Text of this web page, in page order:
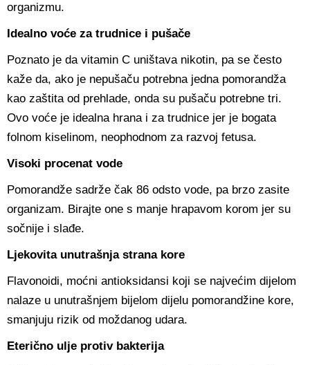
organizmu.
Idealno voće za trudnice i pušače
Poznato je da vitamin C uništava nikotin, pa se često
kaže da, ako je nepušaču potrebna jedna pomorandža
kao zaštita od prehlade, onda su pušaču potrebne tri.
Ovo voće je idealna hrana i za trudnice jer je bogata
folnom kiselinom, neophodnom za razvoj fetusa.
Visoki procenat vode
Pomorandže sadrže čak 86 odsto vode, pa brzo zasite
organizam. Birajte one s manje hrapavom korom jer su
sočnije i slađe.
Ljekovita unutrašnja strana kore
Flavonoidi, moćni antioksidansi koji se najvećim dijelom
nalaze u unutrašnjem bijelom dijelu pomorandžine kore,
smanjuju rizik od moždanog udara.
Eterično ulje protiv bakterija